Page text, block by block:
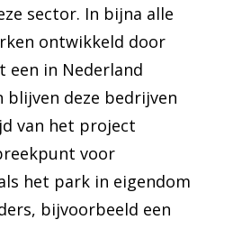
sector. In bijna alle
ontwikkeld door
een in Nederland
deze bedrijven
van het project
voor
het park in eigendom
bijvoorbeeld een